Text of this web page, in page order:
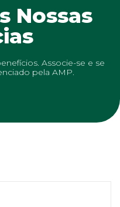
Nossas
Associe-se e se
pela AMP.